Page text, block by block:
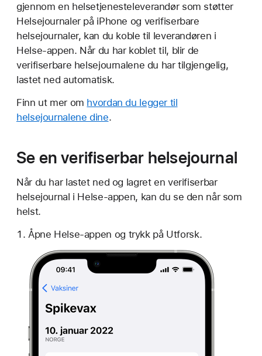
gjennom en helsetjenesteleverandør som støtter
Helsejournaler på iPhone og verifiserbare
helsejournaler, kan du koble til leverandøren i
Helse-appen. Når du har koblet til, blir de
verifiserbare helsejournalene du har tilgjengelig,
lastet ned automatisk.
Finn ut mer om hvordan du legger til
helsejournalene dine.
Se en verifiserbar helsejournal
Når du har lastet ned og lagret en verifiserbar
helsejournal i Helse-appen, kan du se den når som
helst.
Åpne Helse-appen og trykk på Utforsk.